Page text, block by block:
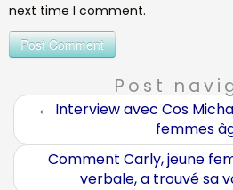
next time I comment.
Post
← Interview avec Cos
femmes
Comment Carly, jeune
verbale, a trouvé sa